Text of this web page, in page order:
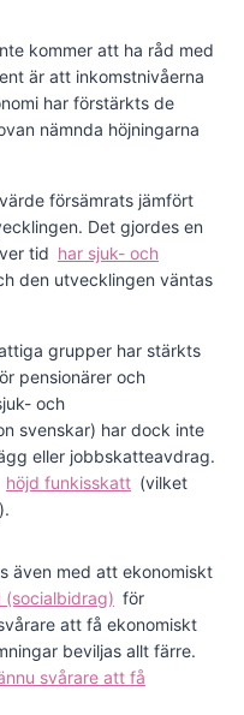
kommer att ha råd med
är att inkomstnivåerna
har förstärkts de
nämnda höjningarna
försämrats jämfört
Det gjordes en
tid har sjuk- och
den utvecklingen väntas
grupper har stärkts
pensionärer och
och
svenskar) har dock inte
eller jobbskatteavdrag.
höjd funkisskatt (vilket
även med att ekonomiskt
för
att få ekonomiskt
beviljas allt färre.
svårare att få